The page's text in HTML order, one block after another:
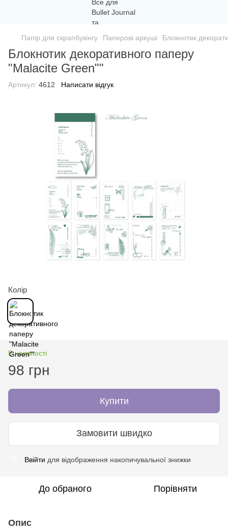
Папір для скрапбукінгу Паперові аркуші Блокнотик
Блокнотик декоративного паперу
"Malacite Green""
Артикул: 4612 Написати відгук
Колір
В наявності
98 грн
Купити
Замовити швидко
Ввійти для відображення накопичувальної знижки
До обраного Порівняти
Опис